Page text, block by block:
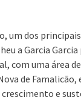
um dos
a Garcia
com uma área
de
e